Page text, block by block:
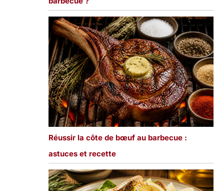
Réussir la côte de bœuf au barbecue :
astuces et recette